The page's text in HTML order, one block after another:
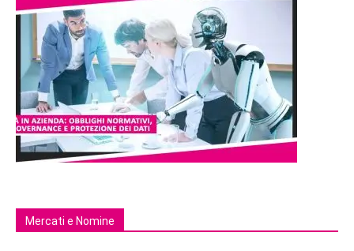
Mercati e Nomine